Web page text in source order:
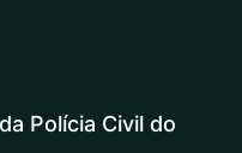
Polícia Civil do